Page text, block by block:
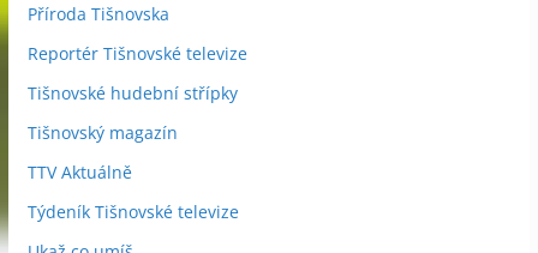
Příroda Tišnovska
Reportér Tišnovské televize
Tišnovské hudební střípky
Tišnovský magazín
TTV Aktuálně
Týdeník Tišnovské televize